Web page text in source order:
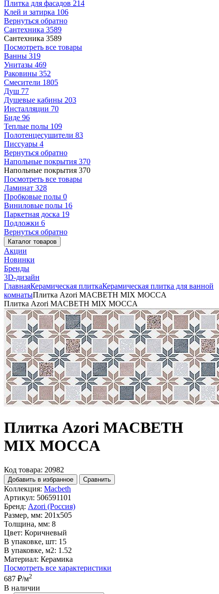
Плитка для фасадов 214
Клей и затирка 106
Вернуться обратно
Сантехника 3589
Сантехника 3589
Посмотреть все товары
Ванны 319
Унитазы 469
Раковины 352
Смесители 1805
Душ 77
Душевые кабины 203
Инсталляции 70
Биде 96
Теплые полы 109
Полотенцесушители 83
Писсуары 4
Вернуться обратно
Напольные покрытия 370
Напольные покрытия 370
Посмотреть все товары
Ламинат 328
Пробковые полы 0
Виниловые полы 16
Паркетная доска 19
Подложки 6
Вернуться обратно
Каталог товаров
Акции
Новинки
Бренды
3D-дизайн
ГлавнаяКерамическая плиткаКерамическая плитка для ванной
комнатыПлитка Azori MACBETH MIX MOCCA
Плитка Azori MACBETH MIX MOCCA
Плитка Azori MACBETH
MIX MOCCA
Код товара: 20982
Добавить в избранное Сравнить
Коллекция: Macbeth
Артикул: 506591101
Бренд: Azori (Россия)
Размер, мм: 201x505
Толщина, мм: 8
Цвет: Коричневый
В упаковке, шт: 15
В упаковке, м2: 1.52
Материал: Керамика
Посмотреть все характеристики
687 ₽/м2
В наличии